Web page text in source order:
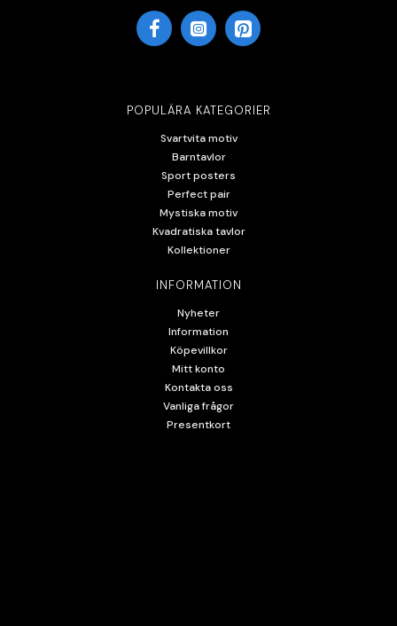
POPULÄRA KATEGORIER
Svartvita motiv
Barntavlor
Sport posters
Perfect pair
Mystiska motiv
Kvadratiska tavlor
Kollektioner
INFORMATION
Nyheter
Information
Köpevillkor
Mitt konto
Kontakta oss
Vanliga frågor
Presentkort